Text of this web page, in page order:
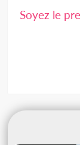
Soyez le